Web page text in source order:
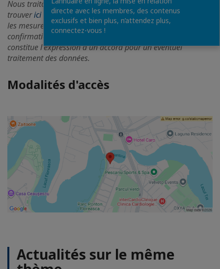
Nous traitons les données de manière responsable, veuillez
trouverici
des détails sur la façon dont elles sont traitées et
les mesures de protection de la confidentialité. La
confirmation de votre participation à cet événement
constitue l'expression d'un accord pour un éventuel
traitement des données.
Modalités d'accès
Actualités sur le même
directe avec les membres, des contenus
exclusifs et bien plus, n’attendez plus,
connectez-vous !